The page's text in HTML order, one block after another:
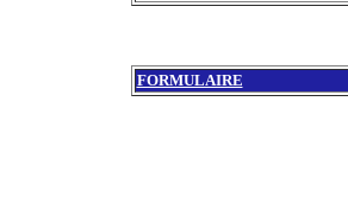
FORMULAIRE